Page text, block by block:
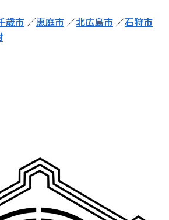
歳市 ／恵庭市 ／北広島市 ／石狩市